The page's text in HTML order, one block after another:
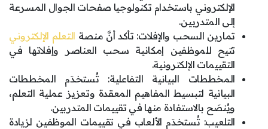
الإلكتروني باستخدام تكنولوجيا صفحات الجوال المسرعة
إلى المتدربين.
تمارين السحب والإفلات: تأكد أنَّ منصة التعلم الإلكتروني
تتيح للموظفين إمكانية سحب العناصر وإفلاتها في
التقييمات الإلكترونية.
المخططات البيانية التفاعلية: تُستخدَم المخططات
البيانية لتبسيط المفاهيم المعقدة وتعزيز عملية التعلم،
ويُنصَح بالاستفادة منها في تقييمات المتدربين.
التلعيب: تُستخدَم الألعاب في تقييمات الموظفين لزيادة